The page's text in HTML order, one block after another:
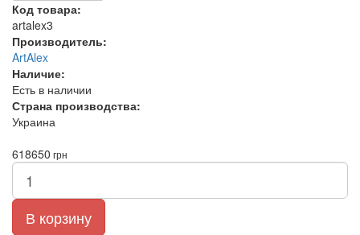
Код товара:
artalex3
Производитель:
ArtAlex
Наличие:
Есть в наличии
Страна производства:
Украина
618650 грн
В корзину